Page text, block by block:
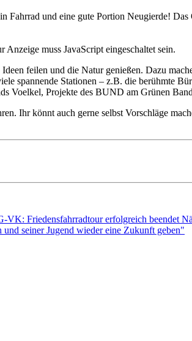
und eine gute Portion Neugierde!
muss JavaScript eingeschaltet sein.
feilen und die Natur genießen. Dazu
spannende Stationen – z.B. die berühmte
Voelkel, Projekte des BUND am Grünen
Ihr könnt auch gerne selbst Vorschläge
VK: Friedensfahrradtour erfolgreich beendet
seiner Jugend wieder eine Zukunft geben"